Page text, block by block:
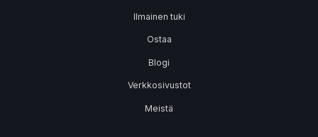
Ilmainen tuki
Ostaa
Blogi
Verkkosivustot
Meistä